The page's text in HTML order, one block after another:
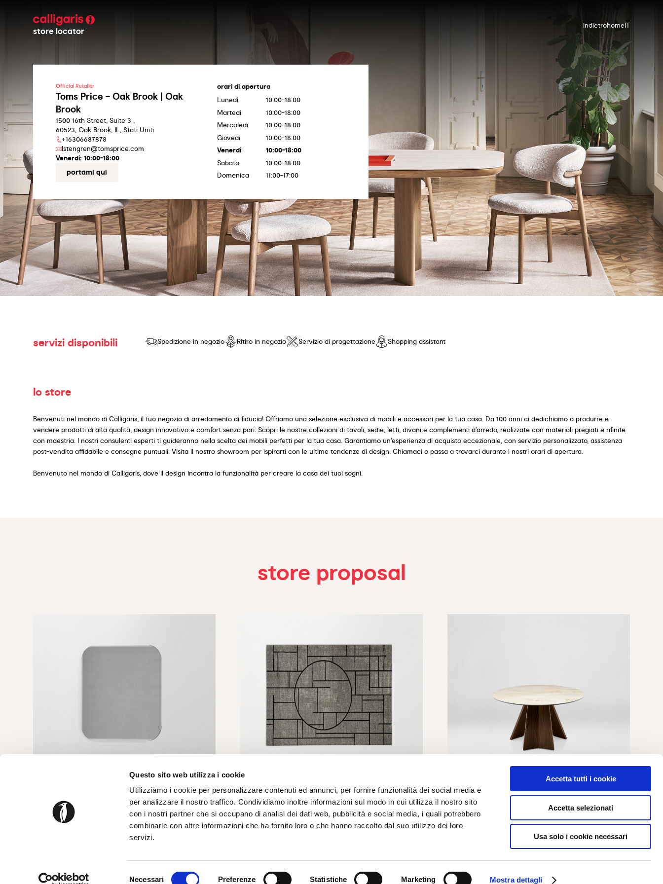
Questo sito web utilizza i cookie
Utilizziamo i cookie per personalizzare contenuti ed annunci, per fornire funzionalità dei social media e
per analizzare il nostro traffico. Condividiamo inoltre informazioni sul modo in cui utilizza il nostro sito
con i nostri partner che si occupano di analisi dei dati web, pubblicità e social media, i quali potrebbero
combinarle con altre informazioni che ha fornito loro o che hanno raccolto dal suo utilizzo dei loro
servizi.
Necessari Preferenze Statistiche Marketing Mostra dettagli
Accetta tutti i cookie
Accetta selezionati
Usa solo i cookie necessari
store locator
indietrohomeIT
Official Retailer
Toms Price – Oak Brook | Oak
Brook
1500 16th Street, Suite 3 ,
60523, Oak Brook, IL, Stati Uniti
+16306687878
lstengren@tomsprice.com
Venerdi: 10:00-18:00
portami qui
orari di apertura
Lunedì
10:00-18:00
Martedi
10:00-18:00
Mercoledi
10:00-18:00
Giovedi
10:00-18:00
Venerdi
10:00-18:00
Sabato
10:00-18:00
Domenica
11:00-17:00
servizi disponibili Spedizione in negozio Ritiro in negozio Servizio di progettazione Shopping assistant
lo store
Benvenuti nel mondo di Calligaris, il tuo negozio di arredamento di fiducia! Offriamo una selezione esclusiva di mobili e accessori per la tua casa. Da 100 anni ci dedichiamo a produrre e
vendere prodotti di alta qualità, design innovativo e comfort senza pari. Scopri le nostre collezioni di tavoli, sedie, letti, divani e complementi d'arredo, realizzate con materiali pregiati e rifinite
con maestria. I nostri consulenti esperti ti guideranno nella scelta dei mobili perfetti per la tua casa. Garantiamo un'esperienza di acquisto eccezionale, con servizio personalizzato, assistenza
post-vendita affidabile e consegne puntuali. Visita il nostro showroom per ispirarti con le ultime tendenze di design. Chiamaci o passa a trovarci durante i nostri orari di apertura.
Benvenuto nel mondo di Calligaris, dove il design incontra la funzionalità per creare la casa dei tuoi sogni.
store proposal
BEVEL
richiedi informazioni
CHINESE
richiedi informazioni
ICARO
Powered by